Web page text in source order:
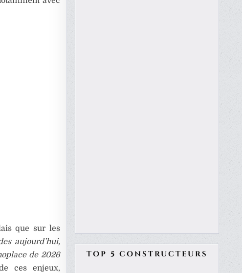
que sur les
aujourd’hui,
de 2026
ces enjeux,
TOP 5 CONSTRUCTEURS